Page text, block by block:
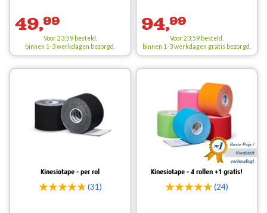
49,99
Voor 23:59 besteld,
binnen 1-3 werkdagen bezorgd.
94,99
Voor 23:59 besteld,
binnen 1-3 werkdagen gratisbezorgd.
Kinesiotape - per rol
(31)
Beste Prijs /
Kwaliteit
verhouding!
Kinesiotape - 4 rollen +1 gratis!
(24)